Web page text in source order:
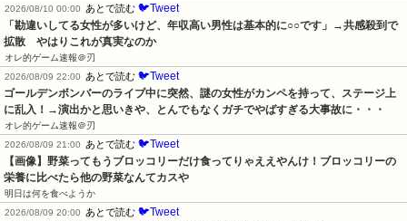
2026/08/10 00:00
あとで読む 🐦Tweet
「勘違いしてる女性が多いけど、年収高い男性は基本的に○○です」→共感殺到で
拡散　やはりこれが真実なのか
オレ的ゲーム速報＠刃
2026/08/09 22:00
あとで読む 🐦Tweet
ゴールデンボンバーのライブ中に突然、謎の女性がカンペを持って、ステージ上
に乱入！→演出かと思いきや、とんでもなくガチでやばすぎる大事故に・・・
オレ的ゲーム速報＠刃
2026/08/09 21:00
あとで読む 🐦Tweet
【画像】野菜ってもうブロッコリーだけ食ってりゃええやんけ！ブロッコリーの
栄養に比べたら他の野菜なんてカスや
明日は何を食べようか
2026/08/09 20:00
あとで読む 🐦Tweet